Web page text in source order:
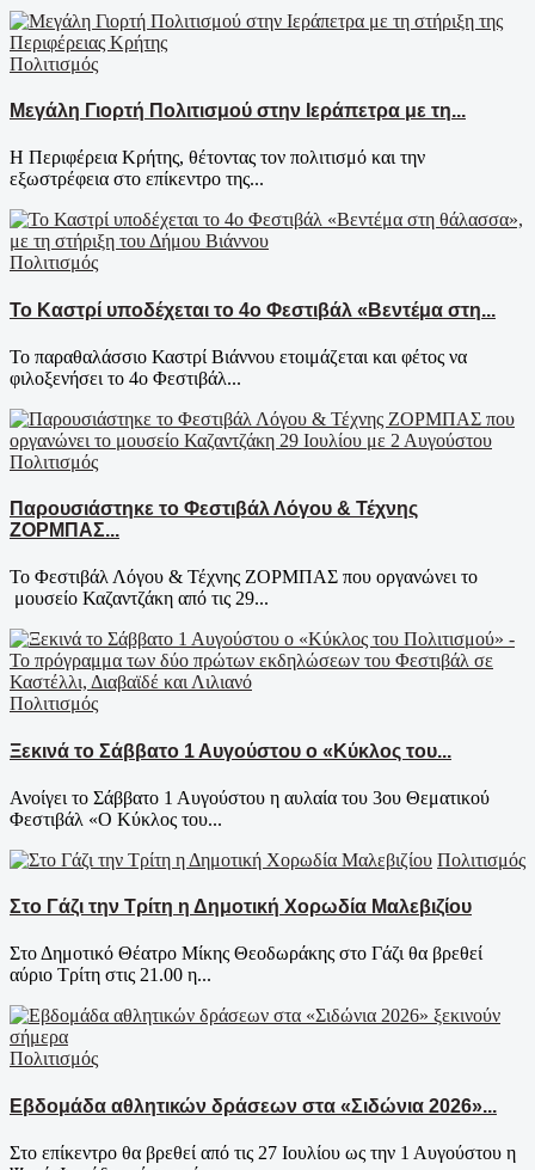
Πολιτισμός
Μεγάλη Γιορτή Πολιτισμού στην Ιεράπετρα με τη...
Η Περιφέρεια Κρήτης, θέτοντας τον πολιτισμό και την
εξωστρέφεια στο επίκεντρο της...
Πολιτισμός
Το Καστρί υποδέχεται το 4ο Φεστιβάλ «Βεντέμα στη...
Το παραθαλάσσιο Καστρί Βιάννου ετοιμάζεται και φέτος να
φιλοξενήσει το 4ο Φεστιβάλ...
Πολιτισμός
Παρουσιάστηκε το Φεστιβάλ Λόγου & Τέχνης
ΖΟΡΜΠΑΣ...
To Φεστιβάλ Λόγου & Τέχνης ΖΟΡΜΠΑΣ που οργανώνει το
μουσείο Καζαντζάκη από τις 29...
Πολιτισμός
Ξεκινά το Σάββατο 1 Αυγούστου ο «Κύκλος του...
Ανοίγει το Σάββατο 1 Αυγούστου η αυλαία του 3ου Θεματικού
Φεστιβάλ «Ο Κύκλος του...
Πολιτισμός
Στο Γάζι την Τρίτη η Δημοτική Χορωδία Μαλεβιζίου
Στο Δημοτικό Θέατρο Μίκης Θεοδωράκης στο Γάζι θα βρεθεί
αύριο Τρίτη στις 21.00 η...
Πολιτισμός
Εβδομάδα αθλητικών δράσεων στα «Σιδώνια 2026»...
Στο επίκεντρο θα βρεθεί από τις 27 Ιουλίου ως την 1 Αυγούστου η